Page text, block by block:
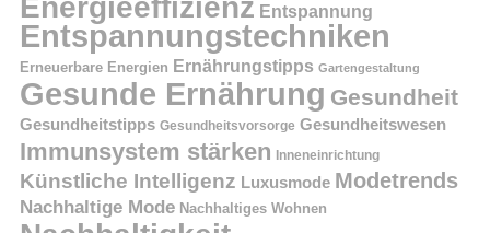
Energieeffizienz Entspannung
Entspannungstechniken
Erneuerbare Energien Ernährungstipps Gartengestaltung
Gesunde Ernährung Gesundheit
Gesundheitstipps Gesundheitsvorsorge Gesundheitswesen
Immunsystem stärken Inneneinrichtung
Künstliche Intelligenz Luxusmode Modetrends
Nachhaltige Mode Nachhaltiges Wohnen